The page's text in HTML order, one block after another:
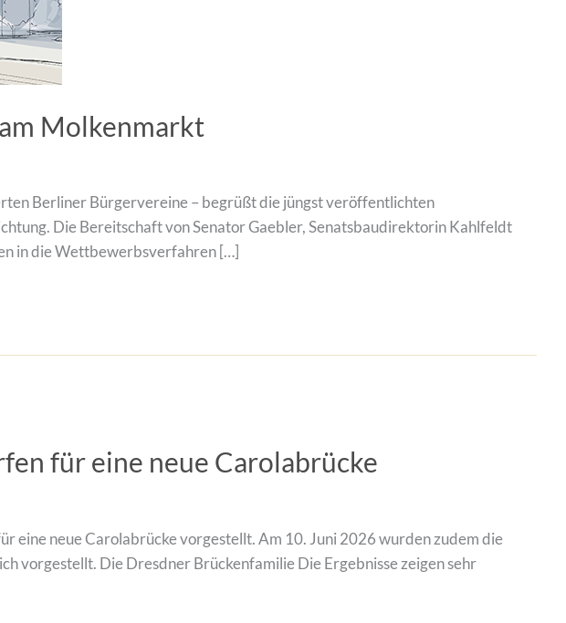
Molkenmarkt
Berliner Bürgervereine – begrüßt die jüngst veröffentlichten
Die Bereitschaft von Senator Gaebler, Senatsbaudirektorin Kahlfeldt
in die Wettbewerbsverfahren […]
für eine neue Carolabrücke
eine neue Carolabrücke vorgestellt. Am 10. Juni 2026 wurden zudem die
vorgestellt. Die Dresdner Brückenfamilie Die Ergebnisse zeigen sehr